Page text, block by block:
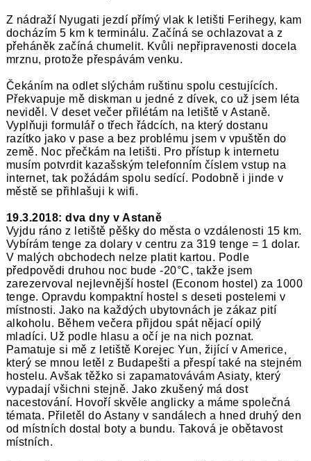
Z nádraží Nyugati jezdí přímý vlak k letišti Ferihegy, kam
docházím 5 km k terminálu. Začíná se ochlazovat a z
přeháněk začíná chumelit. Kvůli nepřipravenosti docela
mrznu, protože přespávám venku.
Čekáním na odlet slýchám ruštinu spolu cestujících.
Překvapuje mě diskman u jedné z dívek, co už jsem léta
neviděl. V deset večer přilétám na letiště v Astaně.
Vyplňuji formulář o třech řádcích, na který dostanu
razítko jako v pase a bez problému jsem v vpuštěn do
země. Noc přečkám na letišti. Pro přístup k internetu
musím potvrdit kazašským telefonním číslem vstup na
internet, tak požádám spolu sedící. Podobně i jinde v
městě se přihlašuji k wifi.
19.3.2018: dva dny v Astaně
Vyjdu ráno z letiště pěšky do města o vzdálenosti 15 km.
Vybírám tenge za dolary v centru za 319 tenge = 1 dolar.
V malých obchodech nelze platit kartou. Podle
předpovědi druhou noc bude -20°C, takže jsem
zarezervoval nejlevnější hostel (Econom hostel) za 1000
tenge. Opravdu kompaktní hostel s deseti postelemi v
místnosti. Jako na každých ubytovnách je zákaz pití
alkoholu. Během večera přijdou spát nějací opilý
mladíci. Už podle hlasu a očí je na nich poznat.
Pamatuje si mě z letiště Korejec Yun, žijící v Americe,
který se mnou letěl z Budapešti a přespí také na stejném
hostelu. Avšak těžko si zapamatovávám Asiaty, který
vypadají všichni stejně. Jako zkušený má dost
nacestování. Hovoří skvěle anglicky a máme společná
témata. Přiletěl do Astany v sandálech a hned druhý den
od místních dostal boty a bundu. Taková je obětavost
místních.